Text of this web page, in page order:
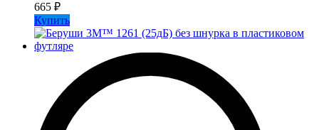
665 ₽
Купить